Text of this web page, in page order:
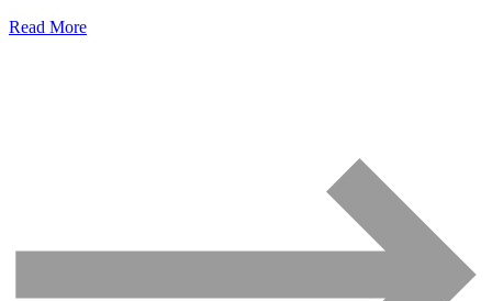
Read More